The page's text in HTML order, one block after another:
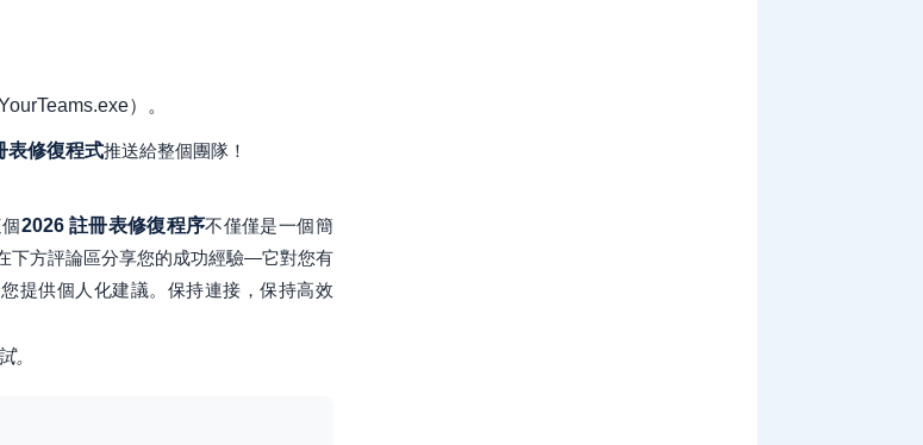
）。
表修復程式推送給整個團隊！
個2026 註冊表修復程序不僅僅是一個簡
下方評論區分享您的成功經驗—它對您有
提供個人化建議。保持連接，保持高效
。